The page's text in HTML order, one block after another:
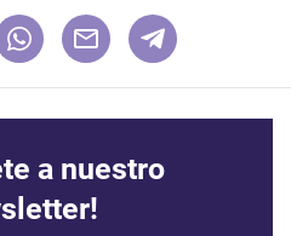
a nuestro